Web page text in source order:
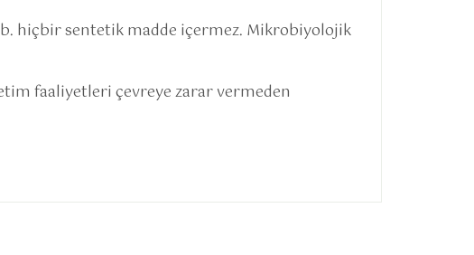
hiçbir sentetik madde içermez. Mikrobiyolojik
faaliyetleri çevreye zarar vermeden